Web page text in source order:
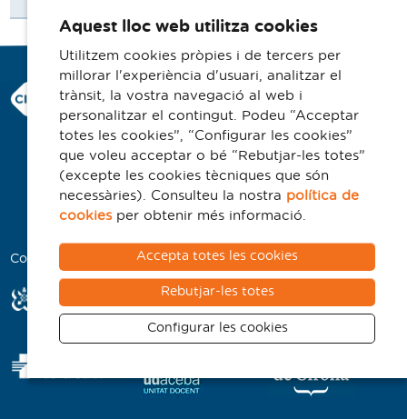
Consorci Hospitalari de Vic
Carrer Francesc Pla 'El Vigatà', 1
08500 Vic
Telèfon 93 702 77 16
Contacte
Avís legal
Politica de cookies
Col·laboradors
Aquest lloc web utilitza cookies
Utilitzem cookies pròpies i de tercers per
millorar l'experiència d'usuari, analitzar el
trànsit, la vostra navegació al web i
personalitzar el contingut. Podeu “Acceptar
totes les cookies”, “Configurar les cookies”
que voleu acceptar o bé “Rebutjar-les totes”
(excepte les cookies tècniques que són
necessàries). Consulteu la nostra política de
cookiesper obtenir més informació.
Accepta totes les cookies
Rebutjar-les totes
Configurar les cookies